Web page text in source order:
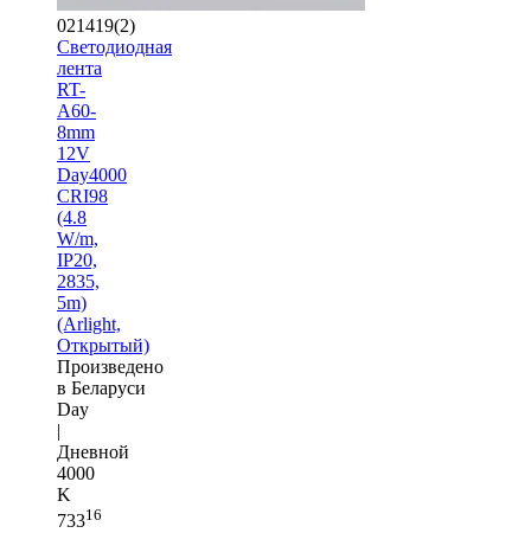
021419(2)
Светодиодная
лента
RT-
A60-
8mm
12V
Day4000
CRI98
(4.8
W/m,
IP20,
2835,
5m)
(Arlight,
Открытый)
Произведено
в Беларуси
Day
|
Дневной
4000
K
73316